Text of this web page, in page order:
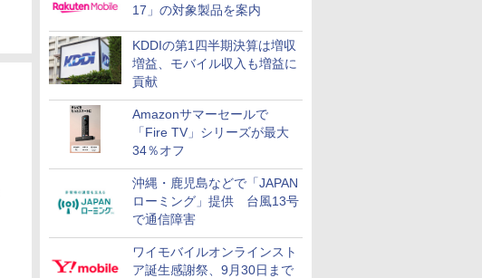
17」の対象製品を案内
KDDIの第1四半期決算は増収
増益、モバイル収入も増益に
貢献
Amazonサマーセールで
「Fire TV」シリーズが最大
34％オフ
沖縄・鹿児島などで「JAPAN
ローミング」提供 台風13号
で通信障害
ワイモバイルオンラインスト
ア誕生感謝祭、9月30日まで